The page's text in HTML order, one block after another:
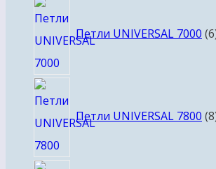
Петли UNIVERSAL 7000 6
Петли UNIVERSAL 7800 8